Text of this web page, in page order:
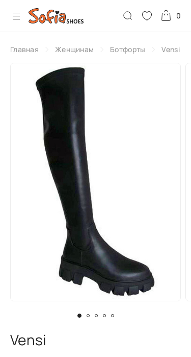
0
Главная Женщинам Ботфорты Vensi
Vensi